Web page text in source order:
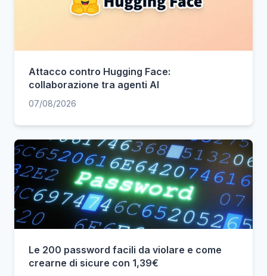
Attacco contro Hugging Face:
collaborazione tra agenti AI
07/08/2026
Le 200 password facili da violare e come
crearne di sicure con 1,39€